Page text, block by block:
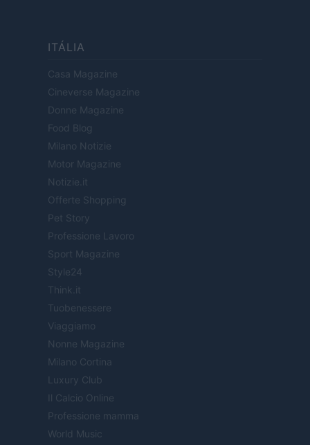
ITÁLIA
Casa Magazine
Cineverse Magazine
Donne Magazine
Food Blog
Milano Notizie
Motor Magazine
Notizie.it
Offerte Shopping
Pet Story
Professione Lavoro
Sport Magazine
Style24
Think.it
Tuobenessere
Viaggiamo
Nonne Magazine
Milano Cortina
Luxury Club
Il Calcio Online
Professione mamma
World Music